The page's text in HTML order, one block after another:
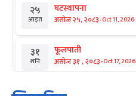
२५
आइत
घटस्थापना
असोज २५, २०८३-Oct 11, 2026
३१
शनि
फूलपाती
असोज ३१ , २०८३-Oct 17, 2026
कार्तिक सङ्क्रान्ति